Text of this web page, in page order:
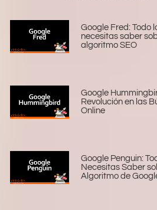
Google Fred: Todo
necesitas saber
algoritmo SEO
Google
Revolución en las
Online
Google Penguin:
Necesitas Saber
Algoritmo de